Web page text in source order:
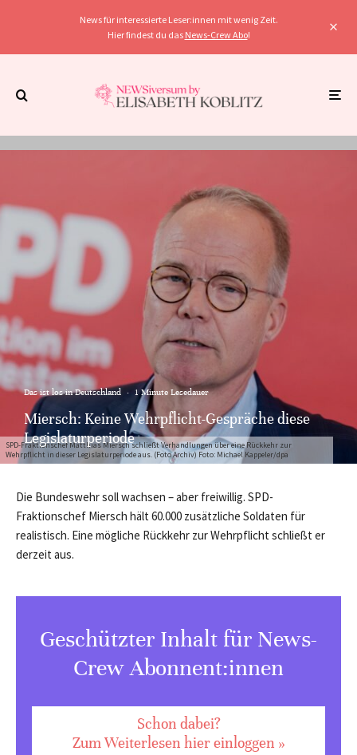
News für interessierte Leser:innen mit wenig Zeit.
Hier findest du das News-Crew Abo!
SPD-Fraktionschef Matthias Miersch schließt Verhandlungen über eine Rückkehr zur
Wehrpflicht in dieser Legislaturperiode aus. (Foto Archiv) Foto: Michael Kappeler/dpa
Das ist los in Deutschland · 1 Minute Lesedauer
Miersch: Keine Wehrpflicht-Gespräche diese
Legislaturperiode
Die Bundeswehr soll wachsen – aber freiwillig. SPD-
Fraktionschef Miersch hält 60.000 zusätzliche Soldaten für
realistisch. Eine mögliche Rückkehr zur Wehrpflicht schließt er
derzeit aus.
Geschützter Inhalt für News-
Crew Abonnent:innen
Schon dabei?
Zum Weiterlesen hier einloggen »